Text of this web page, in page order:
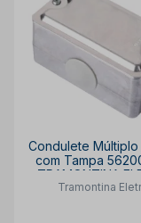
Condulete
com Tampa
TRAMONTINA
Tramontina